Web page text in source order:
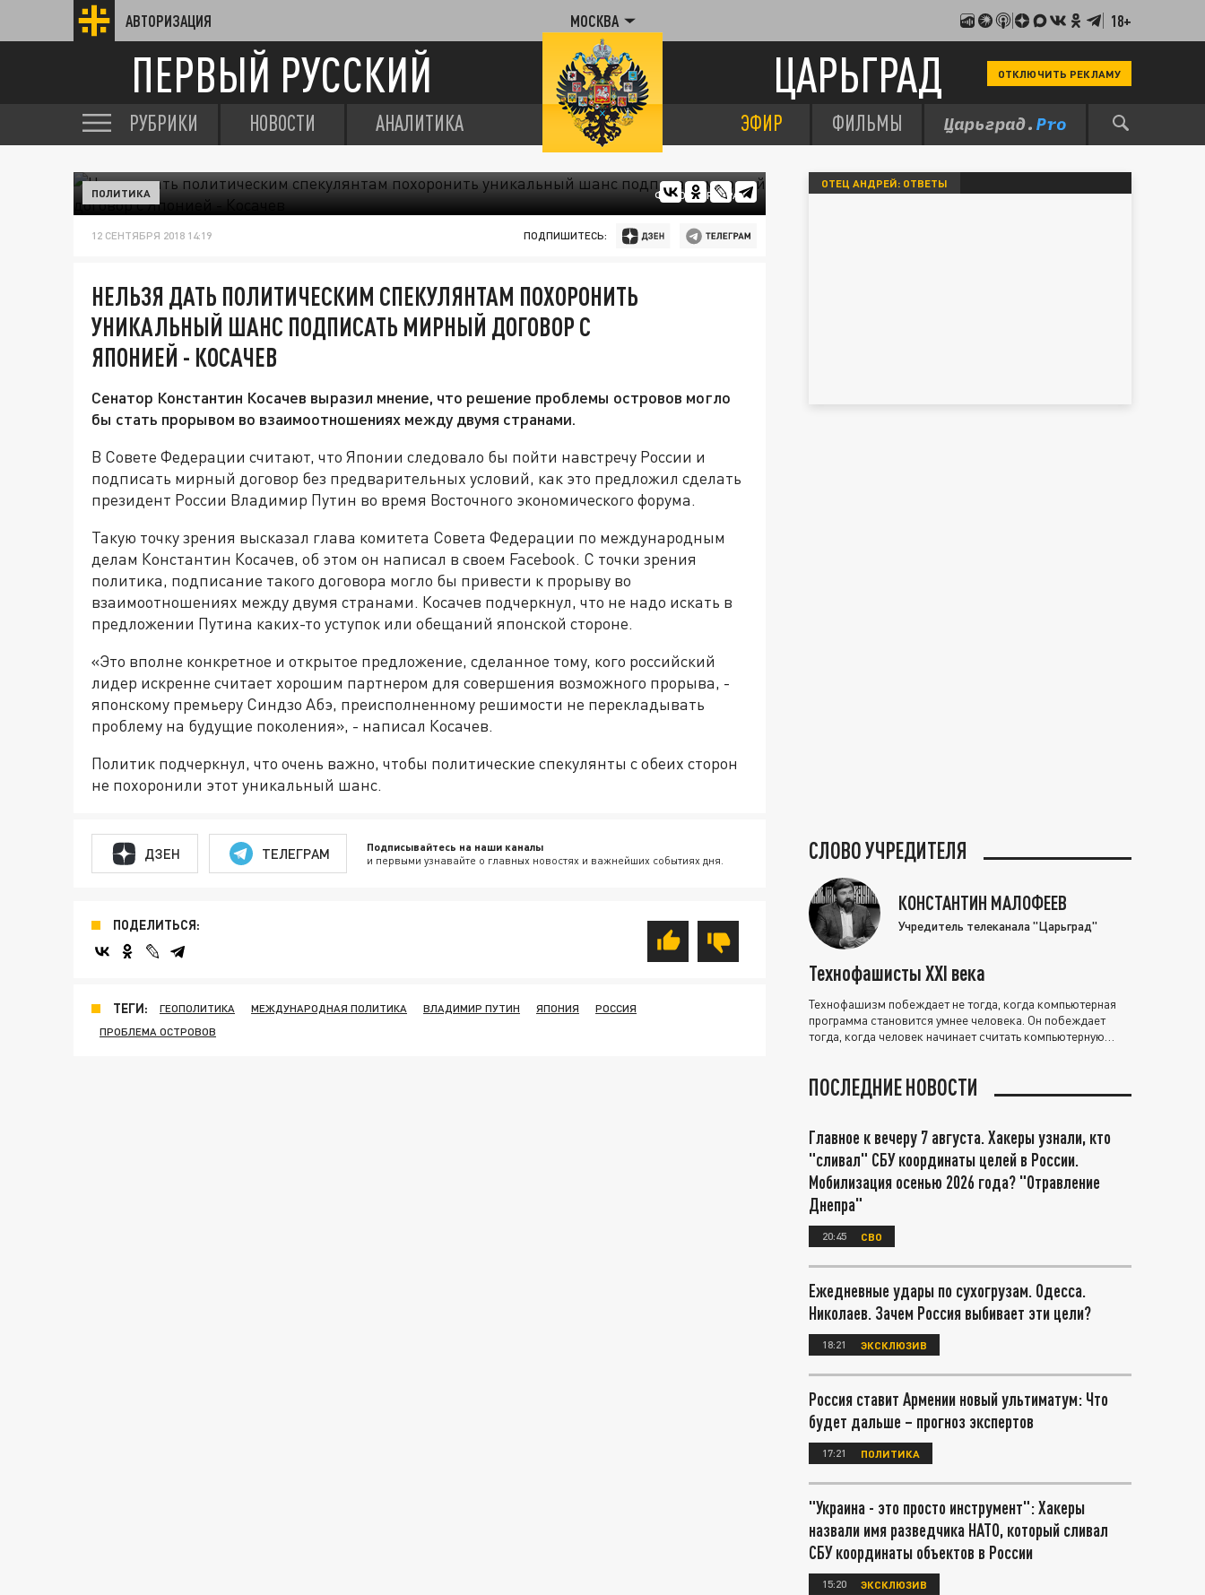
АВТОРИЗАЦИЯ МОСКВА 18+
ПЕРВЫЙ РУССКИЙ ЦАРЬГРАД ОТКЛЮЧИТЬ РЕКЛАМУ
РУБРИКИ НОВОСТИ АНАЛИТИКА ЭФИР ФИЛЬМЫ
ФОТО: ЦАРЬГРАД
ПОЛИТИКА
12 СЕНТЯБРЯ 2018 14:19 ПОДПИШИТЕСЬ:
НЕЛЬЗЯ ДАТЬ ПОЛИТИЧЕСКИМ СПЕКУЛЯНТАМ ПОХОРОНИТЬ
УНИКАЛЬНЫЙ ШАНС ПОДПИСАТЬ МИРНЫЙ ДОГОВОР С
ЯПОНИЕЙ - КОСАЧЕВ
Сенатор Константин Косачев выразил мнение, что решение проблемы островов могло
бы стать прорывом во взаимоотношениях между двумя странами.
В Совете Федерации считают, что Японии следовало бы пойти навстречу России и
подписать мирный договор без предварительных условий, как это предложил сделать
президент России Владимир Путин во время Восточного экономического форума.
Такую точку зрения высказал глава комитета Совета Федерации по международным
делам Константин Косачев, об этом он написал в своем Facebook. С точки зрения
политика, подписание такого договора могло бы привести к прорыву во
взаимоотношениях между двумя странами. Косачев подчеркнул, что не надо искать в
предложении Путина каких-то уступок или обещаний японской стороне.
«Это вполне конкретное и открытое предложение, сделанное тому, кого российский
лидер искренне считает хорошим партнером для совершения возможного прорыва, -
японскому премьеру Синдзо Абэ, преисполненному решимости не перекладывать
проблему на будущие поколения», - написал Косачев.
Политик подчеркнул, что очень важно, чтобы политические спекулянты с обеих сторон
не похоронили этот уникальный шанс.
ДЗЕН ТЕЛЕГРАМ Подписывайтесь на наши каналы
и первыми узнавайте о главных новостях и важнейших событиях дня.
ПОДЕЛИТЬСЯ:
ТЕГИ: ГЕОПОЛИТИКА МЕЖДУНАРОДНАЯ ПОЛИТИКА ВЛАДИМИР ПУТИН ЯПОНИЯ
РОССИЯ
ПРОБЛЕМА ОСТРОВОВ
ОТЕЦ АНДРЕЙ: ОТВЕТЫ
СЛОВО УЧРЕДИТЕЛЯ
КОНСТАНТИН МАЛОФЕЕВ
Учредитель телеканала "Царьград"
Технофашисты XXI века
Технофашизм побеждает не тогда, когда компьютерная
программа становится умнее человека. Он побеждает
тогда, когда человек начинает считать компьютерную
ПОСЛЕДНИЕ НОВОСТИ
Главное к вечеру 7 августа. Хакеры узнали, кто
"сливал" СБУ координаты целей в России.
Мобилизация осенью 2026 года? "Отравление
Днепра"
20:45 СВО
Ежедневные удары по сухогрузам. Одесса.
Николаев. Зачем Россия выбивает эти цели?
18:21 ЭКСКЛЮЗИВ
Россия ставит Армении новый ультиматум: Что
будет дальше – прогноз экспертов
17:21 ПОЛИТИКА
"Украина - это просто инструмент": Хакеры
назвали имя разведчика НАТО, который сливал
СБУ координаты объектов в России
15:20 ЭКСКЛЮЗИВ